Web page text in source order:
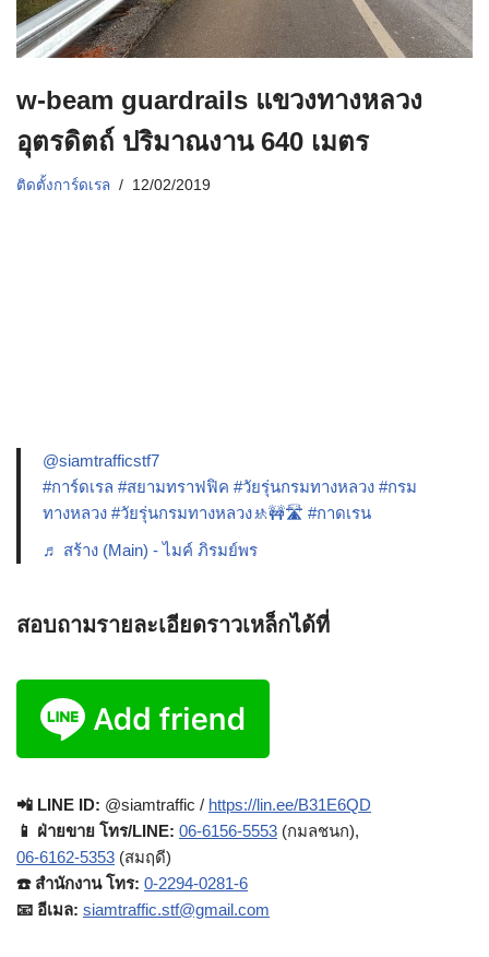
w-beam guardrails แขวงทางหลวง
อุตรดิตถ์ ปริมาณงาน 640 เมตร
ติดตั้งการ์ดเรล 12/02/2019
@siamtrafficstf7
#การ์ดเรล #สยามทราฟฟิค #วัยรุ่นกรมทางหลวง #กรม
ทางหลวง #วัยรุ่นกรมทางหลวง🚸🚧🛣️ #กาดเรน
♬ สร้าง (Main) - ไมค์ ภิรมย์พร
สอบถามรายละเอียดราวเหล็กได้ที่
📲 LINE ID: @siamtraffic / https://lin.ee/B31E6QD
📱 ฝ่ายขาย โทร/LINE: 06-6156-5553 (กมลชนก),
06-6162-5353 (สมฤดี)
☎️ สำนักงาน โทร: 0-2294-0281-6
📧 อีเมล: siamtraffic.stf@gmail.com